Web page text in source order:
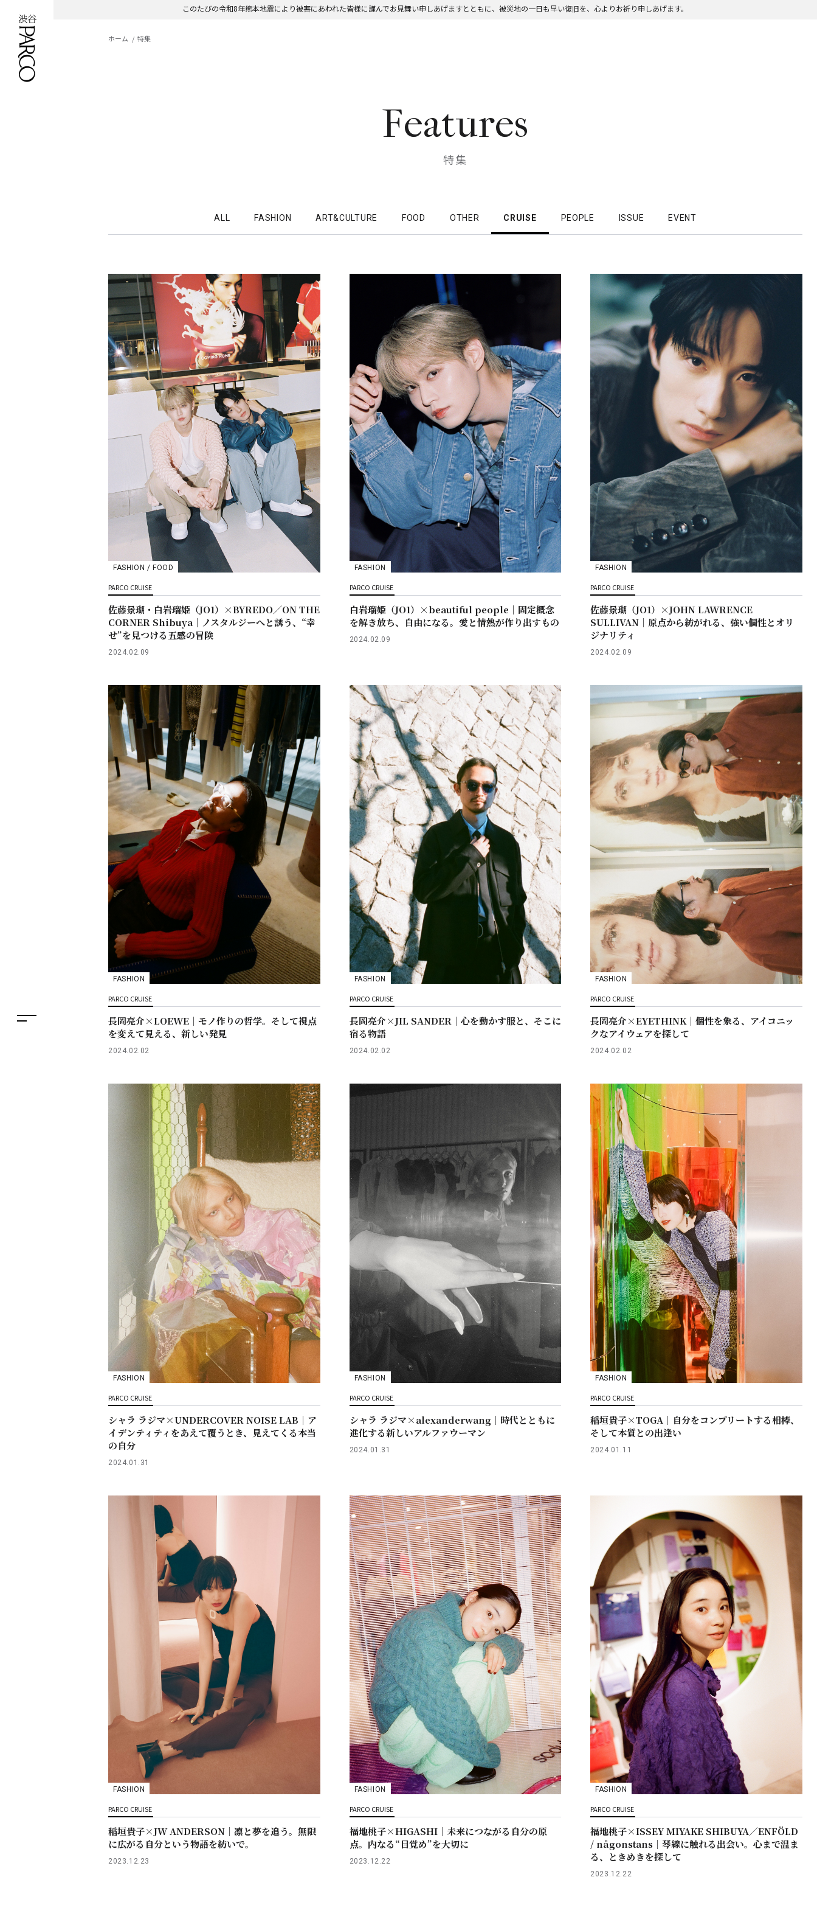
このたびの令和8年熊本地震により被害にあわれた皆様に謹んでお見舞い申しあげますとともに、被災地の一日も早い復旧を、心よりお祈り申しあげます。
フロアガイド
レストラン・カフェ
施設案内・アクセス
イベント・ポップアップ
ニュース
特集
TAX FREE
DELIVERY SERVICES
オンラインストア
リクルート
ENGLISH
繁体字
簡体字
한국어
ภาษาไทย
ホーム 特集
Features
特集
ALL FASHION ART&CULTURE FOOD OTHER CRUISE PEOPLE ISSUE EVENT
FASHION / FOOD
PARCO CRUISE
佐藤景瑚・白岩瑠姫（JO1）×BYREDO／ON THE
CORNER Shibuya｜ノスタルジーへと誘う、“幸
せ”を見つける五感の冒険
2024.02.09
FASHION
PARCO CRUISE
白岩瑠姫（JO1）×beautiful people｜固定概念
を解き放ち、自由になる。愛と情熱が作り出すもの
2024.02.09
FASHION
PARCO CRUISE
佐藤景瑚（JO1）×JOHN LAWRENCE
SULLIVAN｜原点から紡がれる、強い個性とオリ
ジナリティ
2024.02.09
FASHION
PARCO CRUISE
長岡亮介×LOEWE｜モノ作りの哲学。そして視点
を変えて見える、新しい発見
2024.02.02
FASHION
PARCO CRUISE
長岡亮介×JIL SANDER｜心を動かす服と、そこに
宿る物語
2024.02.02
FASHION
PARCO CRUISE
長岡亮介×EYETHINK｜個性を象る、アイコニッ
クなアイウェアを探して
2024.02.02
FASHION
PARCO CRUISE
シャラ ラジマ×UNDERCOVER NOISE LAB｜ア
イデンティティをあえて覆うとき、見えてくる本当
の自分
2024.01.31
FASHION
PARCO CRUISE
シャラ ラジマ×alexanderwang｜時代とともに
進化する新しいアルファウーマン
2024.01.31
FASHION
PARCO CRUISE
稲垣貴子×TOGA｜自分をコンプリートする相棒、
そして本質との出逢い
2024.01.11
FASHION
PARCO CRUISE
稲垣貴子×JW ANDERSON｜凛と夢を追う。無限
に広がる自分という物語を紡いで。
2023.12.23
FASHION
PARCO CRUISE
福地桃子×HIGASHI｜未来につながる自分の原
点。内なる“目覚め”を大切に
2023.12.22
FASHION
PARCO CRUISE
福地桃子×ISSEY MIYAKE SHIBUYA／ENFÖLD
/ någonstans｜琴線に触れる出会い。心まで温ま
る、ときめきを探して
2023.12.22